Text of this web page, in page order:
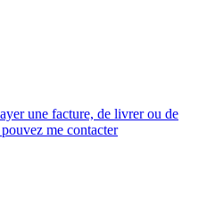
une facture, de livrer ou de
me contacter